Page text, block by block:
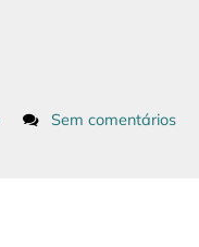
Sem comentários